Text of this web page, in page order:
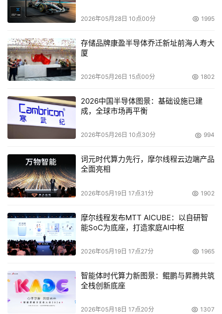
2026年05月28日 10点00分 1995
存储品牌康盈半导体乔迁新址前海人寿大
厦
2026年05月26日 15点00分 1802
2026中国半导体图景：基础设施已建
成，全球市场再平衡
2026年05月26日 10点30分 994
词元时代算力先行，摩尔线程云边端产品
全面亮相
2026年05月19日 17点31分 1902
摩尔线程发布MTT AICUBE：以自研智
能SoC为底座，打造家庭AI中枢
2026年05月19日 17点27分 1965
智能体时代算力新图景：鲲鹏与昇腾共筑
全栈创新底座
2026年05月18日 17点20分 1307